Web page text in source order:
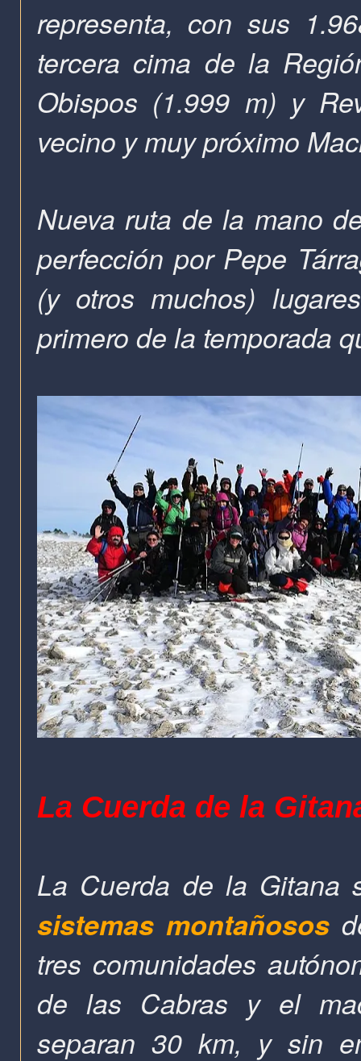
representa, con sus
tercera cima de la
Obispos (1.999 m) y
vecino y muy próximo
Nueva ruta de la mano
perfección por Pepe
(y otros muchos)
primero de la temporada
La Cuerda de la
La Cuerda de la
sistemas montañosos
tres comunidades
de las Cabras y el
separan 30 km, y sin